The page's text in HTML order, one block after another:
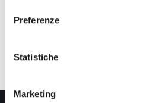
Preferenze
Statistiche
Marketing